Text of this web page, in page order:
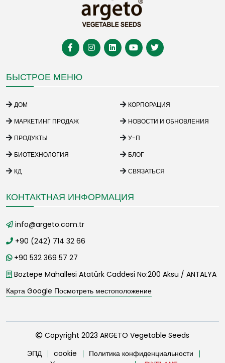
БЫСТРОЕ МЕНЮ
ДОМ
КОРПОРАЦИЯ
МАРКЕТИНГ ПРОДАЖ
НОВОСТИ И ОБНОВЛЕНИЯ
ПРОДУКТЫ
У-П
БИОТЕХНОЛОГИЯ
БЛОГ
КД
СВЯЗАТЬСЯ
КОНТАКТНАЯ ИНФОРМАЦИЯ
info@argeto.com.tr
+90 (242) 714 32 66
+90 532 369 57 27
Boztepe Mahallesi Atatürk Caddesi No:200 Aksu / ANTALYA
Карта Google Посмотреть местоположение
Copyright 2023 ARGETO Vegetable Seeds
ЭПД
cookie
Политика конфиденциальности